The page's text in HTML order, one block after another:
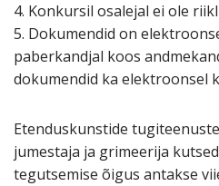
4. Konkursil osalejal ei ole
5. Dokumendid on
paberkandjal koos
dokumendid ka elektroonsel
Etenduskunstide
jumestaja ja grimeerija
tegutsemise õigus antakse